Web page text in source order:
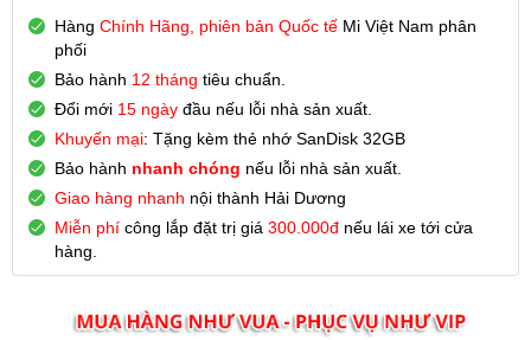
Hàng Chính Hãng, phiên bản Quốc tế Mi Việt Nam phân
phối
Bảo hành 12 tháng tiêu chuẩn.
Đổi mới 15 ngày đầu nếu lỗi nhà sản xuất.
Khuyến mại: Tặng kèm thẻ nhớ SanDisk 32GB
Bảo hành nhanh chóng nếu lỗi nhà sản xuất.
Giao hàng nhanh nội thành Hải Dương
Miễn phí công lắp đặt trị giá 300.000đ nếu lái xe tới cửa
hàng.